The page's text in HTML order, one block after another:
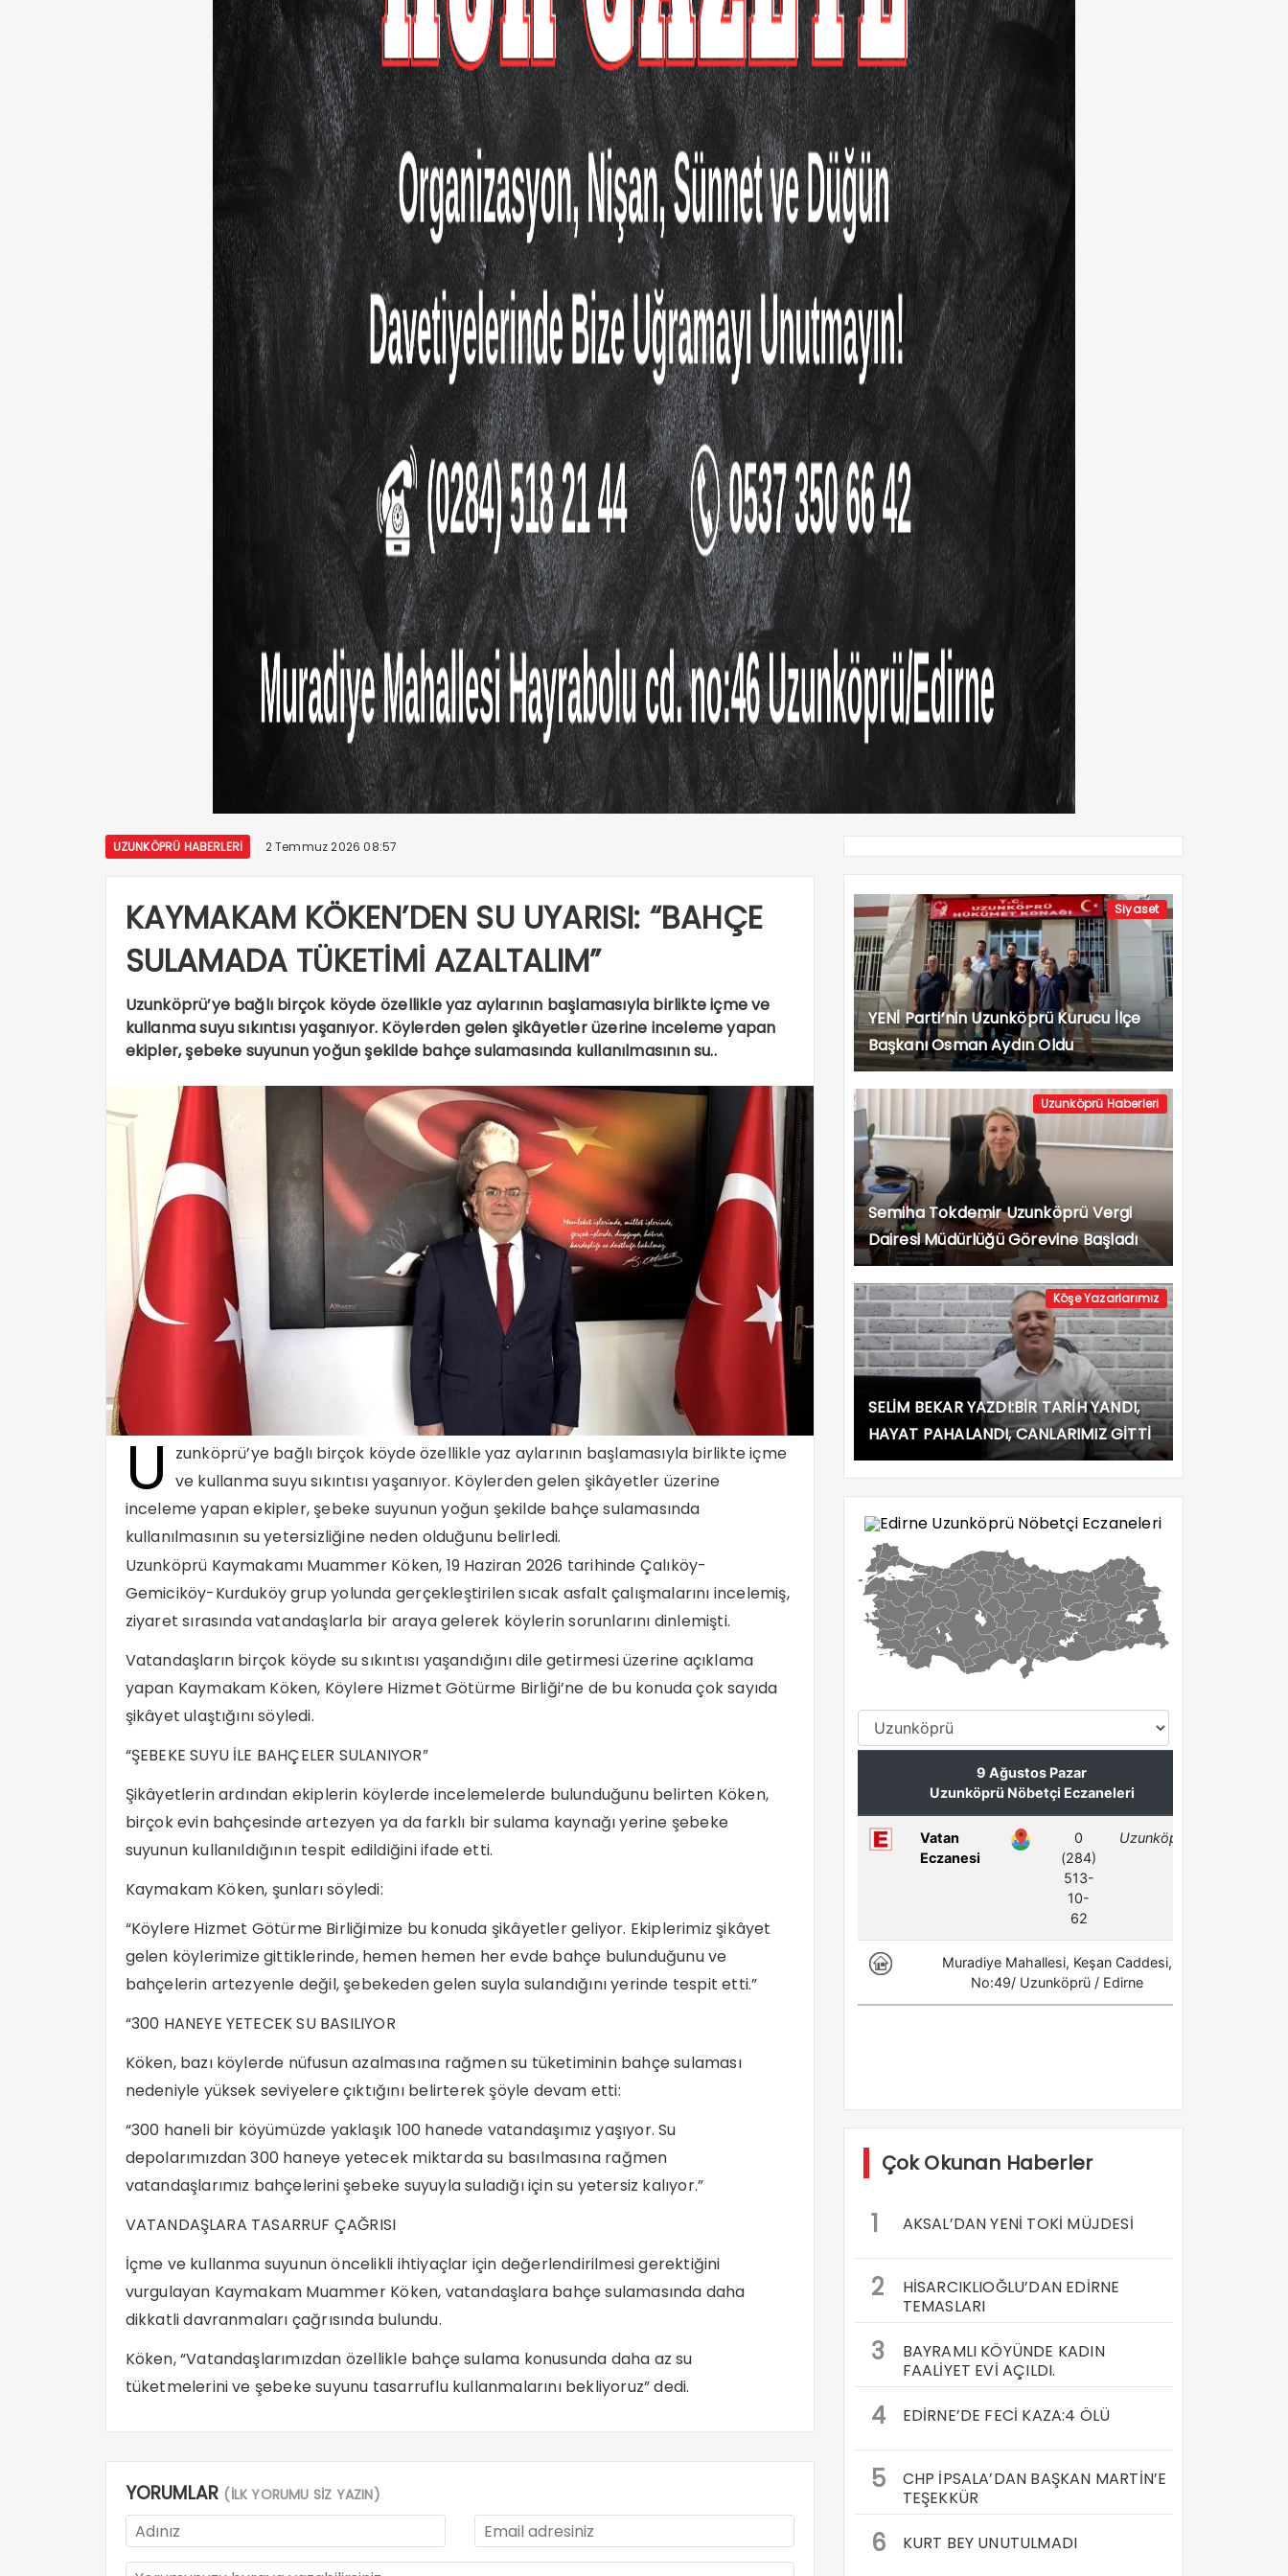
UZUNKÖPRÜ HABERLERI 2 Temmuz 2026 08:57
KAYMAKAM KÖKEN’DEN SU UYARISI: “BAHÇE
SULAMADA TÜKETİMİ AZALTALIM”
Uzunköprü’ye bağlı birçok köyde özellikle yaz aylarının başlamasıyla birlikte içme ve
kullanma suyu sıkıntısı yaşanıyor. Köylerden gelen şikâyetler üzerine inceleme yapan
ekipler, şebeke suyunun yoğun şekilde bahçe sulamasında kullanılmasının su..
U
zunköprü’ye bağlı birçok köyde özellikle yaz aylarının başlamasıyla birlikte içme
ve kullanma suyu sıkıntısı yaşanıyor. Köylerden gelen şikâyetler üzerine
inceleme yapan ekipler, şebeke suyunun yoğun şekilde bahçe sulamasında
kullanılmasının su yetersizliğine neden olduğunu belirledi.
Uzunköprü Kaymakamı Muammer Köken, 19 Haziran 2026 tarihinde Çalıköy-
Gemiciköy-Kurduköy grup yolunda gerçekleştirilen sıcak asfalt çalışmalarını incelemiş,
ziyaret sırasında vatandaşlarla bir araya gelerek köylerin sorunlarını dinlemişti.
Vatandaşların birçok köyde su sıkıntısı yaşandığını dile getirmesi üzerine açıklama
yapan Kaymakam Köken, Köylere Hizmet Götürme Birliği’ne de bu konuda çok sayıda
şikâyet ulaştığını söyledi.
“ŞEBEKE SUYU İLE BAHÇELER SULANIYOR”
Şikâyetlerin ardından ekiplerin köylerde incelemelerde bulunduğunu belirten Köken,
birçok evin bahçesinde artezyen ya da farklı bir sulama kaynağı yerine şebeke
suyunun kullanıldığının tespit edildiğini ifade etti.
Kaymakam Köken, şunları söyledi:
“Köylere Hizmet Götürme Birliğimize bu konuda şikâyetler geliyor. Ekiplerimiz şikâyet
gelen köylerimize gittiklerinde, hemen hemen her evde bahçe bulunduğunu ve
bahçelerin artezyenle değil, şebekeden gelen suyla sulandığını yerinde tespit etti.”
“300 HANEYE YETECEK SU BASILIYOR
Köken, bazı köylerde nüfusun azalmasına rağmen su tüketiminin bahçe sulaması
nedeniyle yüksek seviyelere çıktığını belirterek şöyle devam etti:
“300 haneli bir köyümüzde yaklaşık 100 hanede vatandaşımız yaşıyor. Su
depolarımızdan 300 haneye yetecek miktarda su basılmasına rağmen
vatandaşlarımız bahçelerini şebeke suyuyla suladığı için su yetersiz kalıyor.”
VATANDAŞLARA TASARRUF ÇAĞRISI
İçme ve kullanma suyunun öncelikli ihtiyaçlar için değerlendirilmesi gerektiğini
vurgulayan Kaymakam Muammer Köken, vatandaşlara bahçe sulamasında daha
dikkatli davranmaları çağrısında bulundu.
Köken, “Vatandaşlarımızdan özellikle bahçe sulama konusunda daha az su
tüketmelerini ve şebeke suyunu tasarruflu kullanmalarını bekliyoruz” dedi.
YORUMLAR (İLK YORUMU SİZ YAZIN)
Siyaset
YENİ Parti’nin Uzunköprü Kurucu İlçe
Başkanı Osman Aydın Oldu
Uzunköprü Haberleri
Semiha Tokdemir Uzunköprü Vergi
Dairesi Müdürlüğü Görevine Başladı
Köşe Yazarlarımız
SELİM BEKAR YAZDI:BİR TARİH YANDI,
HAYAT PAHALANDI, CANLARIMIZ GİTTİ
Çok Okunan Haberler
1 AKSAL’DAN YENİ TOKİ MÜJDESİ
2
HİSARCIKLIOĞLU’DAN EDİRNE
TEMASLARI
3
BAYRAMLI KÖYÜNDE KADIN
FAALİYET EVİ AÇILDI.
4 EDİRNE’DE FECİ KAZA:4 ÖLÜ
5
CHP İPSALA’DAN BAŞKAN MARTİN’E
TEŞEKKÜR
6 KURT BEY UNUTULMADI